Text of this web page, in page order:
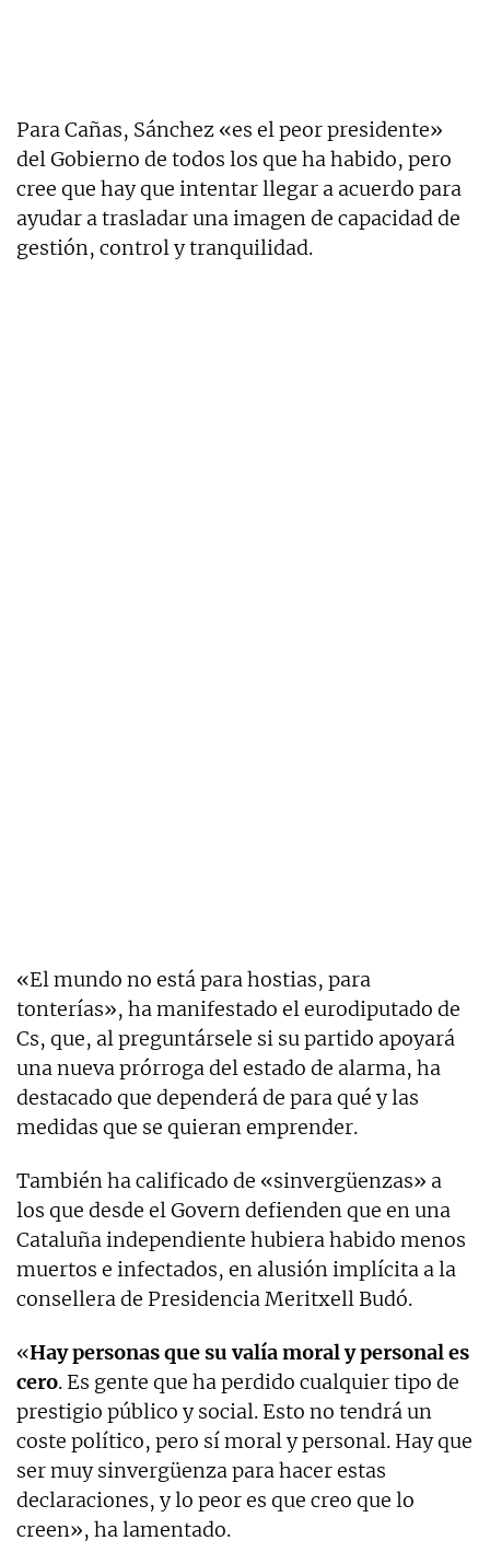
Para Cañas, Sánchez «es el peor presidente»
del Gobierno de todos los que ha habido, pero
cree que hay que intentar llegar a acuerdo para
ayudar a trasladar una imagen de capacidad de
gestión, control y tranquilidad.
«El mundo no está para hostias, para
tonterías», ha manifestado el eurodiputado de
Cs, que, al preguntársele si su partido apoyará
una nueva prórroga del estado de alarma, ha
destacado que dependerá de para qué y las
medidas que se quieran emprender.
También ha calificado de «sinvergüenzas» a
los que desde el Govern defienden que en una
Cataluña independiente hubiera habido menos
muertos e infectados, en alusión implícita a la
consellera de Presidencia Meritxell Budó.
«Hay personas que su valía moral y personal es
cero. Es gente que ha perdido cualquier tipo de
prestigio público y social. Esto no tendrá un
coste político, pero sí moral y personal. Hay que
ser muy sinvergüenza para hacer estas
declaraciones, y lo peor es que creo que lo
creen», ha lamentado.